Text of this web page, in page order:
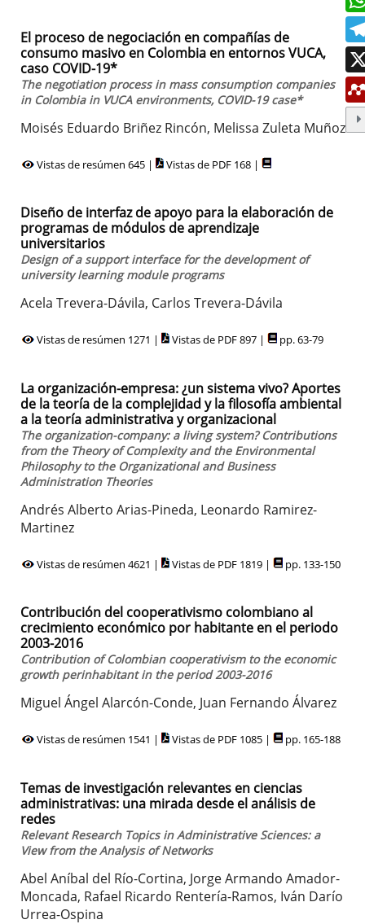
El proceso de negociación en compañías de
consumo masivo en Colombia en entornos VUCA,
caso COVID-19*
The negotiation process in mass consumption companies
in Colombia in VUCA environments, COVID-19 case*
Moisés Eduardo Briñez Rincón, Melissa Zuleta Muñoz
Vistas de resúmen 645 | Vistas de PDF 168 |
Diseño de interfaz de apoyo para la elaboración de
programas de módulos de aprendizaje
universitarios
Design of a support interface for the development of
university learning module programs
Acela Trevera-Dávila, Carlos Trevera-Dávila
Vistas de resúmen 1271 | Vistas de PDF 897 | pp. 63-79
La organización-empresa: ¿un sistema vivo? Aportes
de la teoría de la complejidad y la filosofía ambiental
a la teoría administrativa y organizacional
The organization-company: a living system? Contributions
from the Theory of Complexity and the Environmental
Philosophy to the Organizational and Business
Administration Theories
Andrés Alberto Arias-Pineda, Leonardo Ramirez-
Martinez
Vistas de resúmen 4621 | Vistas de PDF 1819 | pp. 133-150
Contribución del cooperativismo colombiano al
crecimiento económico por habitante en el periodo
2003-2016
Contribution of Colombian cooperativism to the economic
growth perinhabitant in the period 2003-2016
Miguel Ángel Alarcón-Conde, Juan Fernando Álvarez
Vistas de resúmen 1541 | Vistas de PDF 1085 | pp. 165-188
Temas de investigación relevantes en ciencias
administrativas: una mirada desde el análisis de
redes
Relevant Research Topics in Administrative Sciences: a
View from the Analysis of Networks
Abel Aníbal del Río-Cortina, Jorge Armando Amador-
Moncada, Rafael Ricardo Rentería-Ramos, Iván Darío
Urrea-Ospina